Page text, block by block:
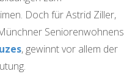
Doch für Astrid Ziller,
Seniorenwohnens
, gewinnt vor allem der